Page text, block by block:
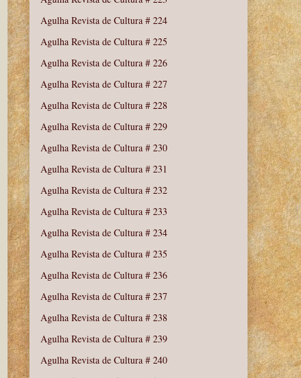
Agulha Revista de Cultura # 224
Agulha Revista de Cultura # 225
Agulha Revista de Cultura # 226
Agulha Revista de Cultura # 227
Agulha Revista de Cultura # 228
Agulha Revista de Cultura # 229
Agulha Revista de Cultura # 230
Agulha Revista de Cultura # 231
Agulha Revista de Cultura # 232
Agulha Revista de Cultura # 233
Agulha Revista de Cultura # 234
Agulha Revista de Cultura # 235
Agulha Revista de Cultura # 236
Agulha Revista de Cultura # 237
Agulha Revista de Cultura # 238
Agulha Revista de Cultura # 239
Agulha Revista de Cultura # 240